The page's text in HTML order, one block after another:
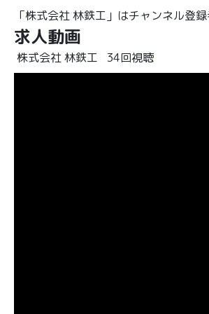
「株式会社 林鉄工」はチャンネル登
求人動画
株式会社 林鉄工 34回視聴